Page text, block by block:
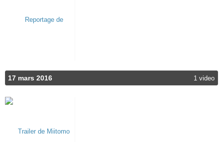
17 mars 2016 1 video